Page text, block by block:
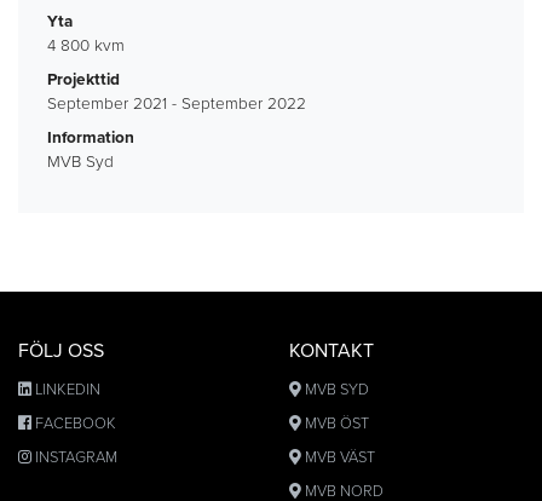
Yta
4 800 kvm
Projekttid
September 2021 - September 2022
Information
MVB Syd
FÖLJ OSS
LINKEDIN
FACEBOOK
INSTAGRAM
KONTAKT
MVB SYD
MVB ÖST
MVB VÄST
MVB NORD